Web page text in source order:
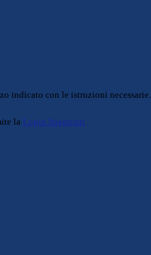
indicato con le istruzioni necessarie.
la Login Spaggiari